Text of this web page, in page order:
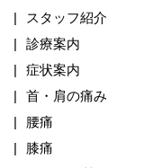
スタッフ紹介
診療案内
症状案内
首・肩の痛み
腰痛
膝痛